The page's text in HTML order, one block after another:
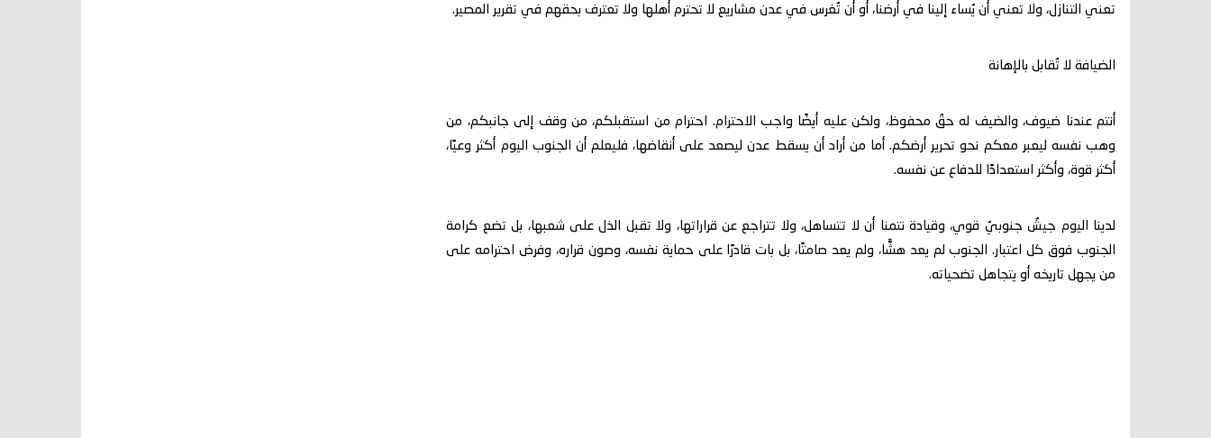
تعني التنازل، ولا تعني أن يُساء إلينا في أرضنا، أو أن تُغرس في عدن مشاريع لا تحترم أهلها ولا تعترف بحقهم في تقرير المصير.
الضيافة لا تُقابل بالإهانة
أنتم عندنا ضيوف، والضيف له حقٌ محفوظ، ولكن عليه أيضًا واجب الاحترام. احترام من استقبلكم، من وقف إلى جانبكم، من
وهب نفسه ليعبر معكم نحو تحرير أرضكم. أما من أراد أن يسقط عدن ليصعد على أنقاضها، فليعلم أن الجنوب اليوم أكثر وعيًا،
أكثر قوة، وأكثر استعدادًا للدفاع عن نفسه.
لدينا اليوم جيشٌ جنوبيٌ قوي، وقيادة نتمنا أن لا تتساهل، ولا تتراجع عن قراراتها، ولا تقبل الذل على شعبها، بل تضع كرامة
الجنوب فوق كل اعتبار. الجنوب لم يعد هشًّا، ولم يعد صامتًا، بل بات قادرًا على حماية نفسه، وصون قراره، وفرض احترامه على
من يجهل تاريخه أو يتجاهل تضحياته.